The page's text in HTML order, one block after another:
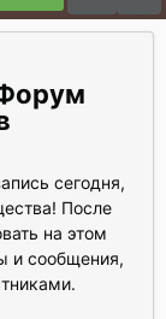
сегодня,
После
на этом
и сообщения,